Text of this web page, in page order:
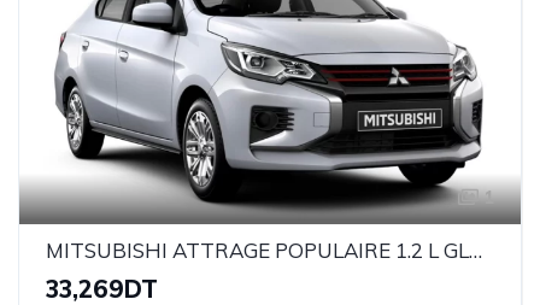
1
MITSUBISHI ATTRAGE POPULAIRE 1.2 L GLX BVM
33,269DT